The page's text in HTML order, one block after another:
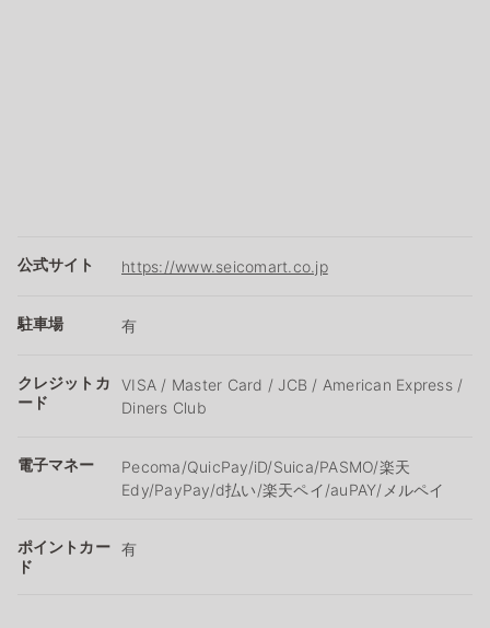
公式サイト https://www.seicomart.co.jp
駐車場 有
クレジットカ
ード
VISA / Master Card / JCB / American Express /
Diners Club
電子マネー
Pecoma/QuicPay/iD/Suica/PASMO/楽天
Edy/PayPay/d払い/楽天ペイ/auPAY/メルペイ
ポイントカー
ド
有